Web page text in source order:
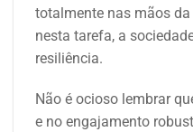
totalmente nas mãos
nesta tarefa, a
resiliência.
Não é ocioso lembrar
e no engajamento